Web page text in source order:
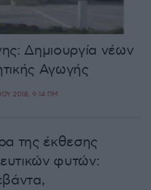
Δημιουργία νέων
Αγωγής
2018, 9:14 ΠΜ
της έκθεσης
φυτών: